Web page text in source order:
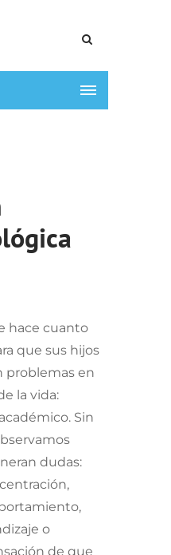
hace cuanto
que sus hijos
problemas en
la vida:
Sin
dudas:
o
de que